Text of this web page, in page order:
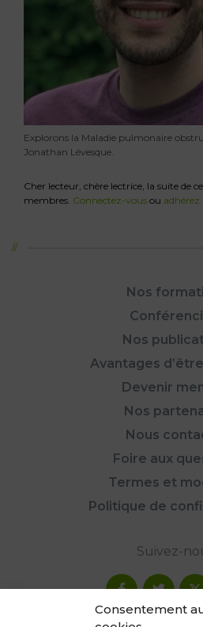
Consentement
Explorons la Maladie pulmonaire
Jonathan Lévesque.
Cher lecteur, chère lectrice, la suite de
membres. Connectez-vous ou adhérez
Nos
Nos
Avantages
Devenir
Nos
Nous
Foire aux
Termes et
Politique de
Suivez-